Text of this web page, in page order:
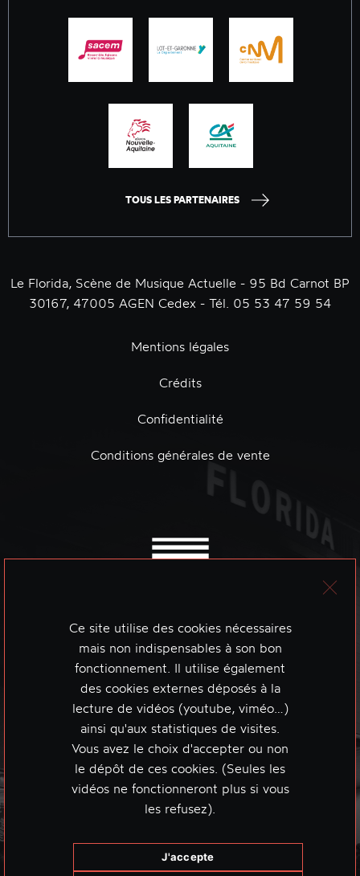
TOUS LES PARTENAIRES
Le Florida, Scène de Musique Actuelle - 95 Bd Carnot BP
30167, 47005 AGEN Cedex - Tél. 05 53 47 59 54
Mentions légales
Crédits
Confidentialité
Conditions générales de vente
Ce site utilise des cookies nécessaires
mais non indispensables à son bon
fonctionnement. Il utilise également
des cookies externes déposés à la
lecture de vidéos (youtube, viméo…)
ainsi qu'aux statistiques de visites.
Vous avez le choix d'accepter ou non
le dépôt de ces cookies. (Seules les
vidéos ne fonctionneront plus si vous
les refusez).
J'accepte